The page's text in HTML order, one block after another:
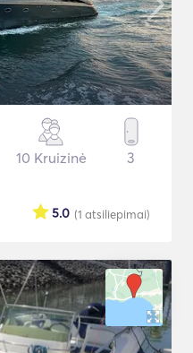
10 Kruizinė 3
(1 atsiliepimai)
5.0